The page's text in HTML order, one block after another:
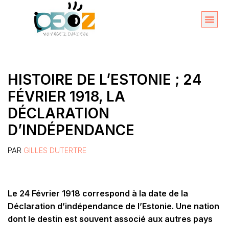
HISTOIRE DE L’ESTONIE ; 24
FÉVRIER 1918, LA
DÉCLARATION
D’INDÉPENDANCE
PAR GILLES DUTERTRE
Le 24 Février 1918 correspond à la date de la
Déclaration d’indépendance de l’Estonie. Une nation
dont le destin est souvent associé aux autres pays